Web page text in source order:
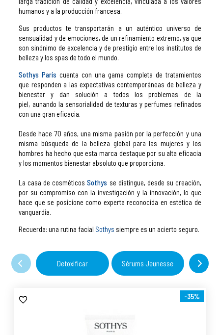
humanos y a la producción francesa.
Sus productos te transportarán a un auténtico universo de
sensualidad y de emociones, de un refinamiento extremo, ya que
son sinónimo de excelencia y de prestigio entre los institutos de
belleza y los spas de todo el mundo.
Sothys París cuenta con una gama completa de tratamientos
que responden a las expectativas contemporáneas de belleza y
bienestar y dan solución a todos los problemas de la
piel, aunando la sensorialidad de texturas y perfumes refinados
con una gran eficacia.
Desde hace 70 años, una misma pasión por la perfección y una
misma búsqueda de la belleza global para las mujeres y los
hombres ha hecho que esta marca destaque por su alta eficacia
y los momentos bienestar absoluto que proporciona.
La casa de cosméticos Sothys se distingue, desde su creación,
por su compromiso con la investigación y la innovación, lo que
hace que se posicione como experta reconocida en estética de
vanguardia.
Recuerda: una rutina facial Sothys siempre es un acierto seguro.
Detoxificar Sérums Jeunesse
-35%